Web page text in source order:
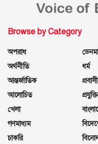
Browse by Category
অপরাধ
অর্থনীতি
আন্তর্জাতিক
আলোচিত
খেলা
গণমাধ্যম
চাকরি
ধর্ম
প্রযুক্তি